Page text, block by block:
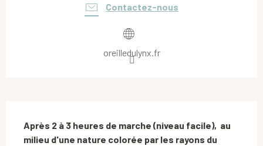
Contactez-nous
oreilledulynx.fr
Après 2 à 3 heures de marche (niveau facile),  au
milieu d'une nature colorée par les rayons du